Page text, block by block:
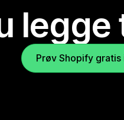
legge
Prøv Shopify